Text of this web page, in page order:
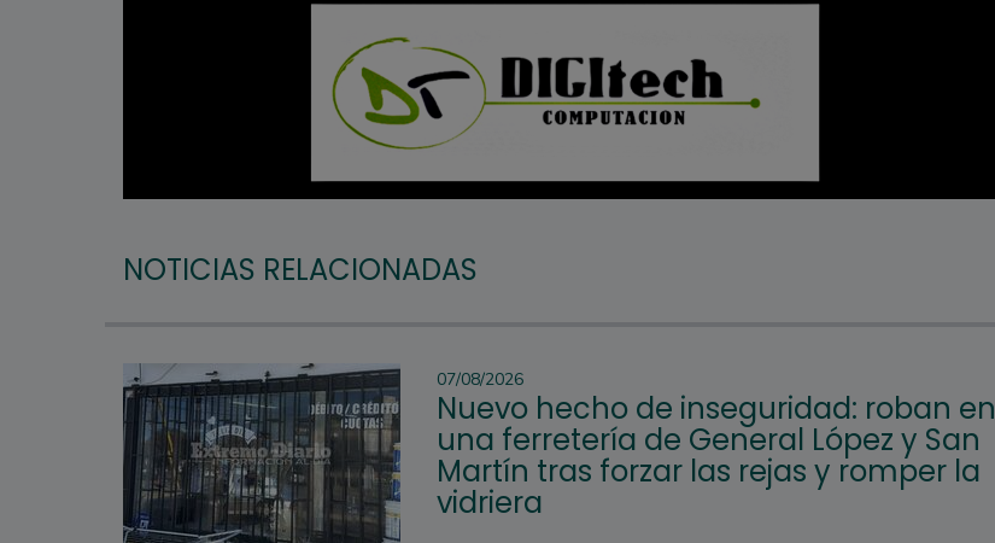
NOTICIAS RELACIONADAS
07/08/2026
Nuevo hecho de inseguridad: roban en
una ferretería de General López y San
Martín tras forzar las rejas y romper la
vidriera